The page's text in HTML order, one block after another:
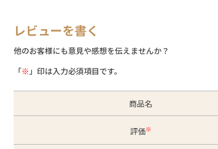
レビューを書く
他のお客様にも意見や感想を伝えませんか？
「※ 」印は入力必須項目です。
商品名
評価※